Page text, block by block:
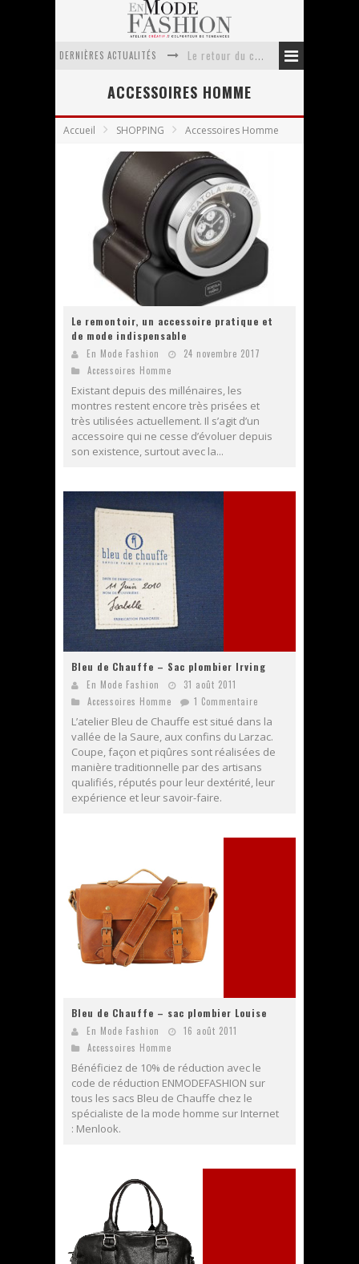
DERNIÈRES ACTUALITÉS
Le retour du cachemire version casual
La trousse de toilette : l’accessoire indispensable de voyage
Anti chute cheveux homme : quelles solutions pour renforcer sa chevelure ?
ACCESSOIRES HOMME
Accueil SHOPPING Accessoires Homme
Le remontoir, un accessoire pratique et
de mode indispensable
En Mode Fashion
24 novembre 2017
Accessoires Homme
Existant depuis des millénaires, les
montres restent encore très prisées et
très utilisées actuellement. Il s’agit d’un
accessoire qui ne cesse d’évoluer depuis
son existence, surtout avec la...
Bleu de Chauffe – Sac plombier Irving
En Mode Fashion
31 août 2011
Accessoires Homme
1 Commentaire
L’atelier Bleu de Chauffe est situé dans la
vallée de la Saure, aux confins du Larzac.
Coupe, façon et piqûres sont réalisées de
manière traditionnelle par des artisans
qualifiés, réputés pour leur dextérité, leur
expérience et leur savoir-faire.
Bleu de Chauffe – sac plombier Louise
En Mode Fashion
16 août 2011
Accessoires Homme
Bénéficiez de 10% de réduction avec le
code de réduction ENMODEFASHION sur
tous les sacs Bleu de Chauffe chez le
spécialiste de la mode homme sur Internet
: Menlook.